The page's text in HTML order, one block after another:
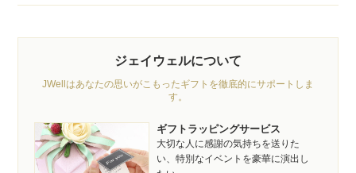
ジェイウェルについて
JWellはあなたの思いがこもったギフトを徹底的にサポートしま
す。
ギフトラッピングサービス
大切な人に感謝の気持ちを送りた
い、特別なイベントを豪華に演出し